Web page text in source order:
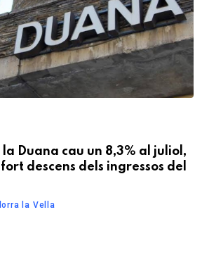
Duana cau un 8,3% al juliol,
descens dels ingressos del
la Vella